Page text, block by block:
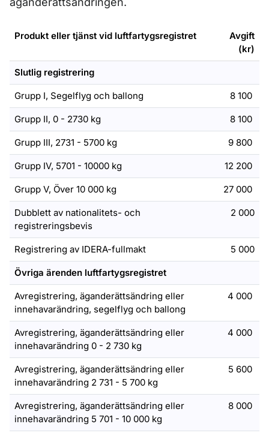
Produkt eller tjänst vid luftfartygsregistret
Avgift
(kr)
Slutlig registrering
Grupp I, Segelflyg och ballong 8 100
Grupp II, 0 - 2730 kg 8 100
Grupp III, 2731 - 5700 kg 9 800
Grupp IV, 5701 - 10000 kg 12 200
Grupp V, Över 10 000 kg 27 000
Dubblett av nationalitets- och
registreringsbevis
2 000
Registrering av IDERA-fullmakt 5 000
Övriga ärenden luftfartygsregistret
Avregistrering, äganderättsändring eller
innehavarändring, segelflyg och ballong
4 000
Avregistrering, äganderättsändring eller
innehavarändring 0 - 2 730 kg
4 000
Avregistrering, äganderättsändring eller
innehavarändring 2 731 - 5 700 kg
5 600
Avregistrering, äganderättsändring eller
innehavarändring 5 701 - 10 000 kg
8 000